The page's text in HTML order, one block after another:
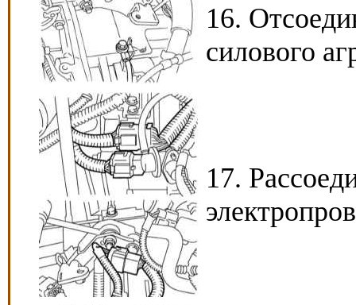
16.
силового
17.